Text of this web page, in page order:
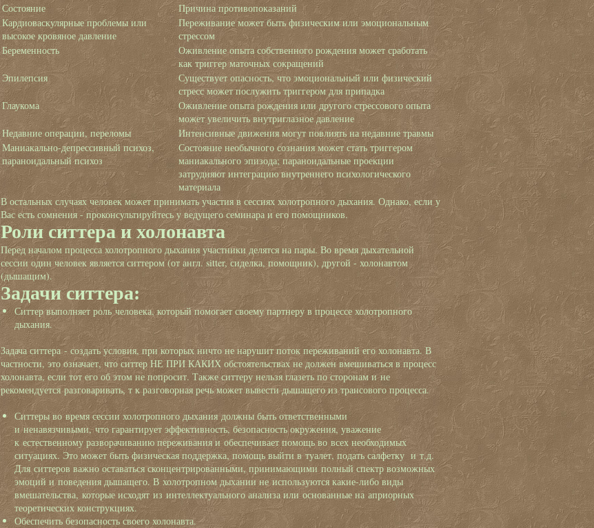
Состояние
Причина противопоказаний
Кардиоваскулярные проблемы или
высокое кровяное давление
Переживание может быть физическим или эмоциональным
стрессом
Беременность
Оживление опыта собственного рождения может сработать
как триггер маточных сокращений
Эпилепсия
Существует опасность, что эмоциональный или физический
стресс может послужить триггером для припадка
Глаукома
Оживление опыта рождения или другого стрессового опыта
может увеличить внутриглазное давление
Недавние операции, переломы
Интенсивные движения могут повлиять на недавние травмы
Маниакально-депрессивный психоз,
параноидальный психоз
Состояние необычного сознания может стать триггером
маниакального эпизода; параноидальные проекции
затрудняют интеграцию внутреннего психологического
материала
В остальных случаях человек может принимать участия в сессиях холотропного дыхания. Однако, если у
Вас есть сомнения - проконсультируйтесь у ведущего семинара и его помощников.
Роли ситтера и холонавта
Перед началом процесса холотропного дыхания участники делятся на пары. Во время дыхательной
сессии один человек является ситтером (от англ. sitter, сиделка, помощник), другой - холонавтом
(дышащим).
Задачи ситтера:
Ситтер выполняет роль человека, который помогает своему партнеру в процессе холотропного
дыхания.
Задача ситтера - создать условия, при которых ничто не нарушит поток переживаний его холонавта. В
частности, это означает, что ситтер НЕ ПРИ КАКИХ обстоятельствах не должен вмешиваться в процесс
холонавта, если тот его об этом не попросит. Также ситтеру нельзя глазеть по сторонам и не
рекомендуется разговаривать, т к разговорная речь может вывести дышащего из трансового процесса.
Ситтеры во время сессии холотропного дыхания должны быть ответственными
и ненавязчивыми, что гарантирует эффективность, безопасность окружения, уважение
к естественному разворачиванию переживания и обеспечивает помощь во всех необходимых
ситуациях. Это может быть физическая поддержка, помощь выйти в туалет, подать салфетку и т.д.
Для ситтеров важно оставаться сконцентрированными, принимающими полный спектр возможных
эмоций и поведения дышащего. В холотропном дыхании не используются какие-либо виды
вмешательства, которые исходят из интеллектуального анализа или основанные на априорных
теоретических конструкциях.
Обеспечить безопасность своего холонавта.